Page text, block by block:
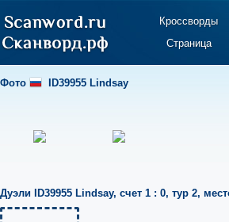
Кроссворды
Страница
Фото ID39955 Lindsay
Дуэли ID39955 Lindsay, счет 1 : 0, тур 2,